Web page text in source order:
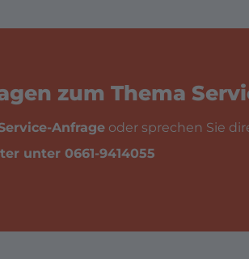
zum Thema
Anfrage oder sprechen Sie
unter 0661-9414055